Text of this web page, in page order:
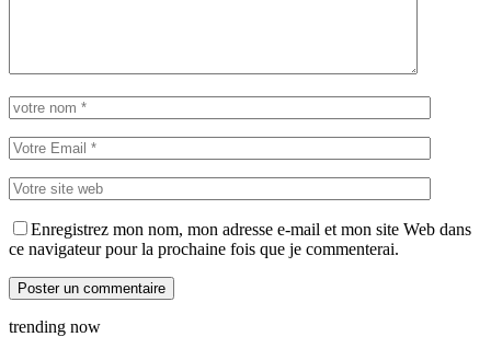
Enregistrez mon nom, mon adresse e-mail et mon site Web dans
ce navigateur pour la prochaine fois que je commenterai.
trending now